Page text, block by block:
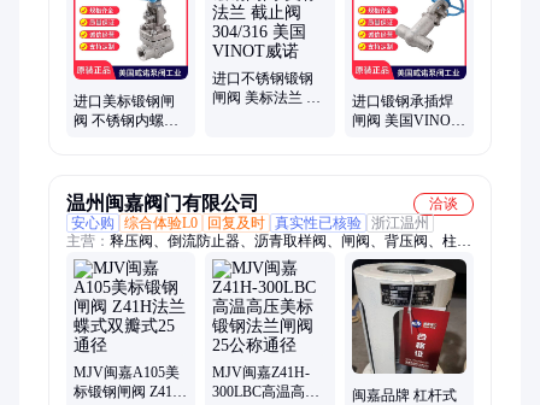
扣止回阀、双瓣单向阀、蒸汽电磁阀、三偏心蝶阀、高压疏水
器、不锈钢针型阀、英国斯派莎克阀门
进口美标锻钢闸
阀 不锈钢内螺纹
进口不锈钢锻钢
闸阀 美标法兰 截
进口锻钢承插焊
闸阀 美国VINOT
温州闽嘉阀门有限公司
洽谈
安心购
综合体验L0 回复及时 真实性已核验 浙江温州
主营： 释压阀、倒流防止器、沥青取样阀、闸阀、背压阀、柱塞
取样阀、真空取样阀、风包释压阀、三通换向阀、梭式泄压阀、
低阻力倒流防止器、不锈钢阀门、碳钢阀门、非标特殊特种阀
门、截止阀、不锈钢蝶阀、铸石耐磨阀门、脉动阻尼器、水利控
制阀、真空破坏阀、弹簧复位球阀、定压止回阀
MJV闽嘉A105美
标锻钢闸阀 Z41H
MJV闽嘉Z41H-
300LBC高温高压
闽嘉品牌 杠杆式